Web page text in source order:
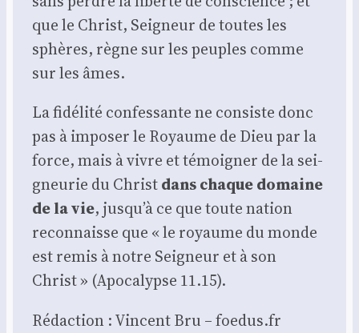
que le Christ, Sei­gneur de toutes les
sphères, règne sur les peuples comme
sur les âmes.
La fidé­li­té confes­sante ne consiste donc
pas à impo­ser le Royaume de Dieu par la
force, mais à vivre et témoi­gner de la sei­
gneu­rie du Christdans chaque domaine
de la vie, jusqu’à ce que toute nation
recon­naisse que « le royaume du monde
est remis à notre Sei­gneur et à son
Christ » (Apo­ca­lypse 11.15).
Rédac­tion : Vincent Bru – foedus.fr